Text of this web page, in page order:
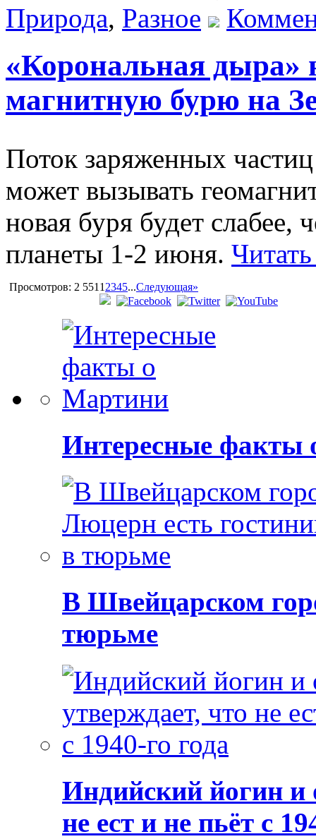
Природа, Разное
«Корональная дыра»
магнитную бурю на
Поток заряженных
может вызывать
новая буря будет слабее,
планеты 1-2 июня.
Просмотров: 2 551 1 2345...Следующая»
Интересные факты
В Швейцарском
тюрьме
Индийский йогин и
не ест и не пьёт с